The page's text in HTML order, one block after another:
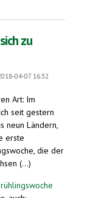
zu
04-07 16:32
Art: Im
seit gestern
neun Ländern,
erste
die der
(...)